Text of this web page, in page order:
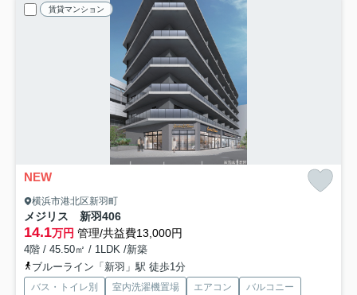
賃貸マンション
NEW
横浜市港北区新羽町
メジリス 新羽406
14.1万円 管理/共益費13,000円
4階 / 45.50㎡ / 1LDK /新築
ブルーライン「新羽」駅 徒歩1分
バス・トイレ別 室内洗濯機置場 エアコン
バルコニー